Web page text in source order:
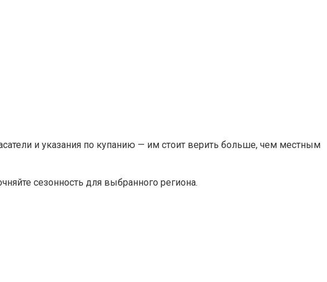
и указания по купанию — им стоит верить больше, чем местным
сезонность для выбранного региона.